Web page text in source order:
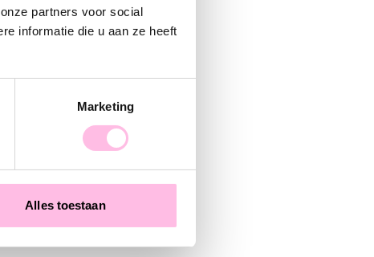
partners voor social
informatie die u aan ze heeft
Marketing
Alles toestaan